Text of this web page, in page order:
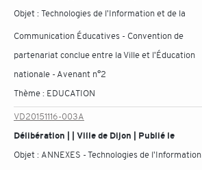
Objet :Technologies de l'Information et de la
Communication Éducatives - Convention de
partenariat conclue entre la Ville et l'Éducation
nationale - Avenant n°2
Thème : EDUCATION
VD20151116-003A
Délibération | | Ville de Dijon | Publié le
Objet : ANNEXES - Technologies de l'Information